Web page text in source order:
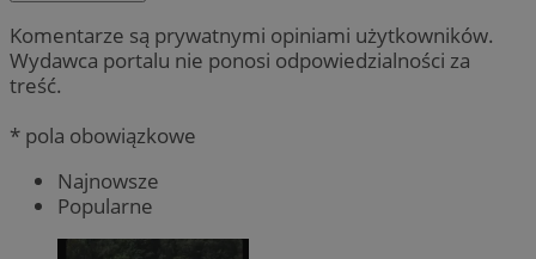
Komentarze są prywatnymi opiniami użytkowników.
Wydawca portalu nie ponosi odpowiedzialności za
treść.
* pola obowiązkowe
Najnowsze
Popularne